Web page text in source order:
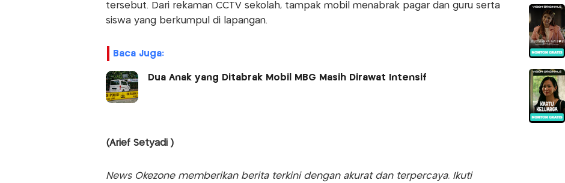
tersebut. Dari rekaman CCTV sekolah, tampak mobil menabrak pagar dan guru serta
siswa yang berkumpul di lapangan.
Baca Juga:
Dua Anak yang Ditabrak Mobil MBG Masih Dirawat Intensif
(Arief Setyadi )
News Okezone memberikan berita terkini dengan akurat dan terpercaya. Ikuti